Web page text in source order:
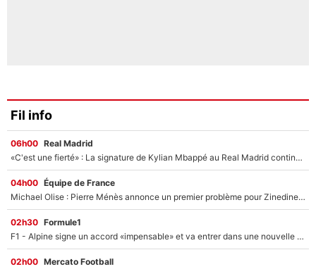
Fil info
06h00 Real Madrid
«C'est une fierté» : La signature de Kylian Mbappé au Real Madrid continue de régaler l'Espagne
04h00 Équipe de France
Michael Olise : Pierre Ménès annonce un premier problème pour Zinedine Zidane en équipe de France
02h30 Formule1
F1 - Alpine signe un accord «impensable» et va entrer dans une nouvelle dimension : Grande nouvelle pour Pierre Gasly !
02h00 Mercato Football